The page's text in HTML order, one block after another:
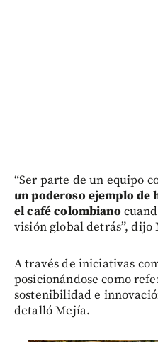
“Ser parte de un equipo
un poderoso ejemplo de
el café colombiano
visión global detrás”, dijo
A través de iniciativas
posicionándose como
sostenibilidad e
detalló Mejía.